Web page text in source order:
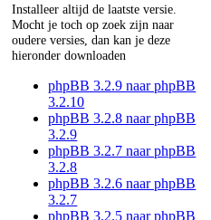
Installeer altijd de laatste versie.
Mocht je toch op zoek zijn naar
oudere versies, dan kan je deze
hieronder downloaden
phpBB 3.2.9 naar phpBB
3.2.10
phpBB 3.2.8 naar phpBB
3.2.9
phpBB 3.2.7 naar phpBB
3.2.8
phpBB 3.2.6 naar phpBB
3.2.7
phpBB 3.2.5 naar phpBB